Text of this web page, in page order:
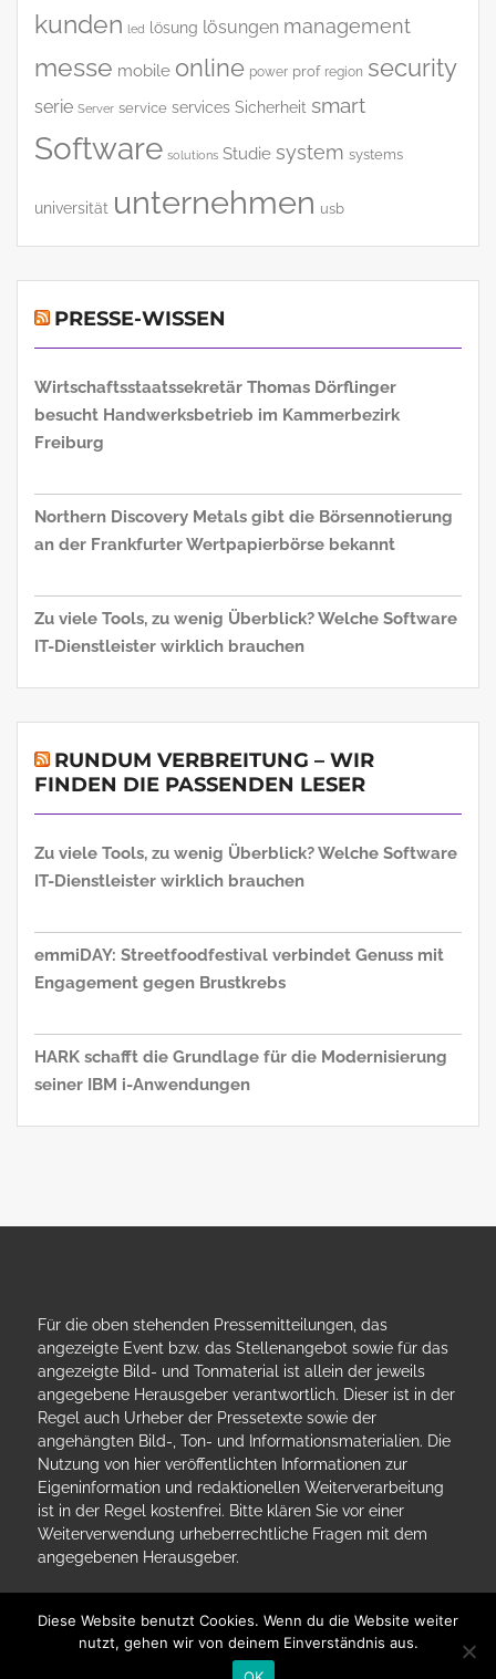
kunden led lösung lösungen management
messe mobile online power prof region security
serie Server service services Sicherheit smart
Software solutions Studie system systems
universität unternehmen usb
PRESSE-WISSEN
Wirtschaftsstaatssekretär Thomas Dörflinger
besucht Handwerksbetrieb im Kammerbezirk
Freiburg
Northern Discovery Metals gibt die Börsennotierung
an der Frankfurter Wertpapierbörse bekannt
Zu viele Tools, zu wenig Überblick? Welche Software
IT-Dienstleister wirklich brauchen
RUNDUM VERBREITUNG – WIR
FINDEN DIE PASSENDEN LESER
Zu viele Tools, zu wenig Überblick? Welche Software
IT-Dienstleister wirklich brauchen
emmiDAY: Streetfoodfestival verbindet Genuss mit
Engagement gegen Brustkrebs
HARK schafft die Grundlage für die Modernisierung
seiner IBM i-Anwendungen
Für die oben stehenden Pressemitteilungen, das
angezeigte Event bzw. das Stellenangebot sowie für das
angezeigte Bild- und Tonmaterial ist allein der jeweils
angegebene Herausgeber verantwortlich. Dieser ist in der
Regel auch Urheber der Pressetexte sowie der
angehängten Bild-, Ton- und Informationsmaterialien. Die
Nutzung von hier veröffentlichten Informationen zur
Eigeninformation und redaktionellen Weiterverarbeitung
ist in der Regel kostenfrei. Bitte klären Sie vor einer
Weiterverwendung urheberrechtliche Fragen mit dem
angegebenen Herausgeber.
Diese Website benutzt Cookies. Wenn du die Website weiter
nutzt, gehen wir von deinem Einverständnis aus.